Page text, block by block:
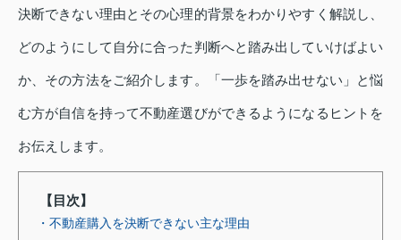
決断できない理由とその心理的背景をわかりやすく解説し、
どのようにして自分に合った判断へと踏み出していけばよい
か、その方法をご紹介します。「一歩を踏み出せない」と悩
む方が自信を持って不動産選びができるようになるヒントを
お伝えします。
【目次】
・不動産購入を決断できない主な理由